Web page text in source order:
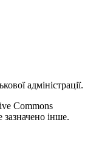
адміністрації.
Commons
інше.